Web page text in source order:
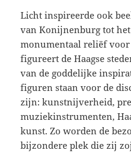
Licht inspireerde ook
van Konijnenburg tot
monumentaal reliëf
figureert de Haagse
van de goddelijke
figuren staan voor de
zijn: kunstnijverheid,
muziekinstrumenten,
kunst. Zo worden de
bijzondere plek die zij